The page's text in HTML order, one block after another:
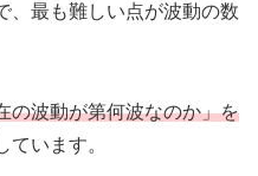
、最も難しい点が波動の数
の波動が第何波なのか」を
ています。